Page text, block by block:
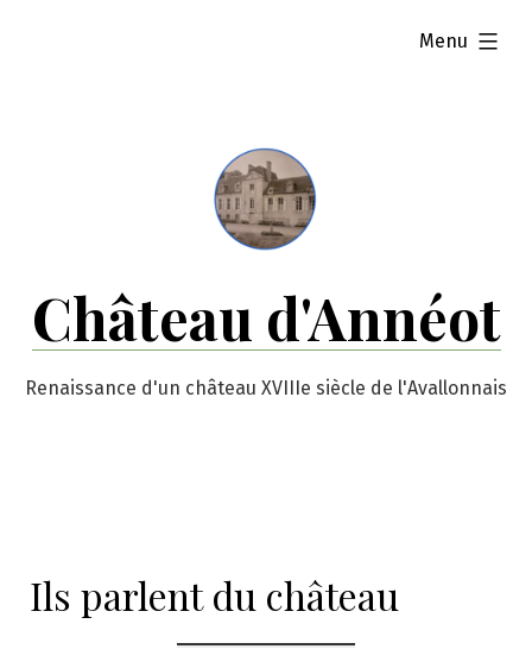
Château d'Annéot
Renaissance d'un château XVIIIe siècle de l'Avallonnais
Menu
expanded
Ils parlent du château